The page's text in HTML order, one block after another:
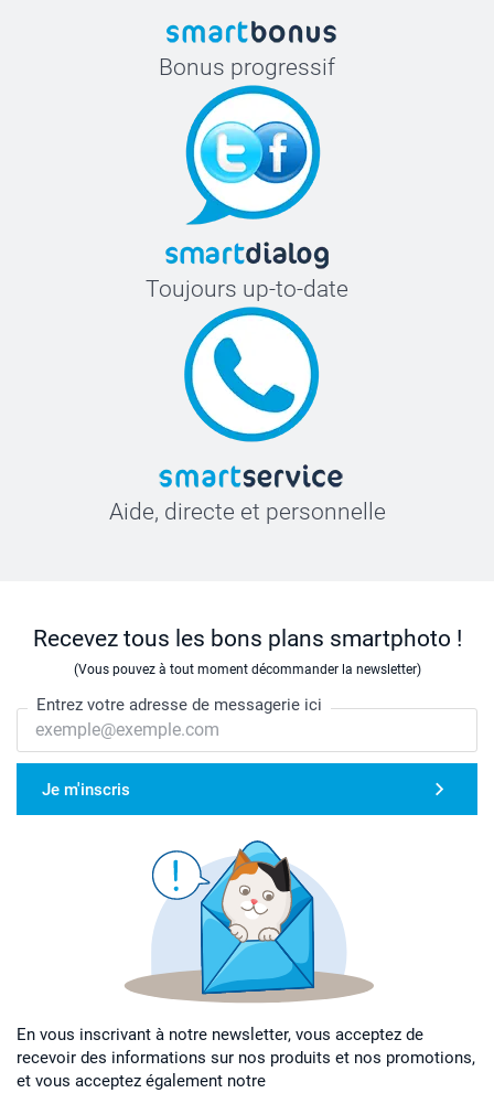
Bonus progressif
Toujours up-to-date
Aide, directe et personnelle
Recevez tous les bons plans smartphoto !
(Vous pouvez à tout moment décommander la newsletter)
Entrez votre adresse de messagerie ici
Je m'inscris
En vous inscrivant à notre newsletter, vous acceptez de
recevoir des informations sur nos produits et nos promotions,
et vous acceptez également notre